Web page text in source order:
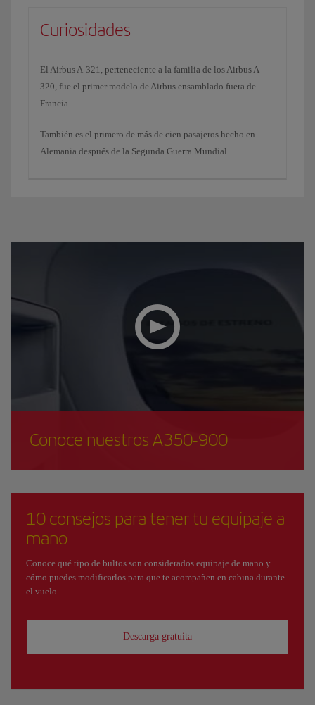
Curiosidades
El Airbus A-321, perteneciente a la familia de los Airbus A-
320, fue el primer modelo de Airbus ensamblado fuera de
Francia.
También es el primero de más de cien pasajeros hecho en
Alemania después de la Segunda Guerra Mundial.
Conoce nuestros A350-900
10 consejos para tener tu equipaje a
mano
Conoce qué tipo de bultos son considerados equipaje de mano y
cómo puedes modificarlos para que te acompañen en cabina durante
el vuelo.
Descarga gratuita